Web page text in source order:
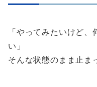
「やってみたいけど
い」
そんな状態のまま止ま